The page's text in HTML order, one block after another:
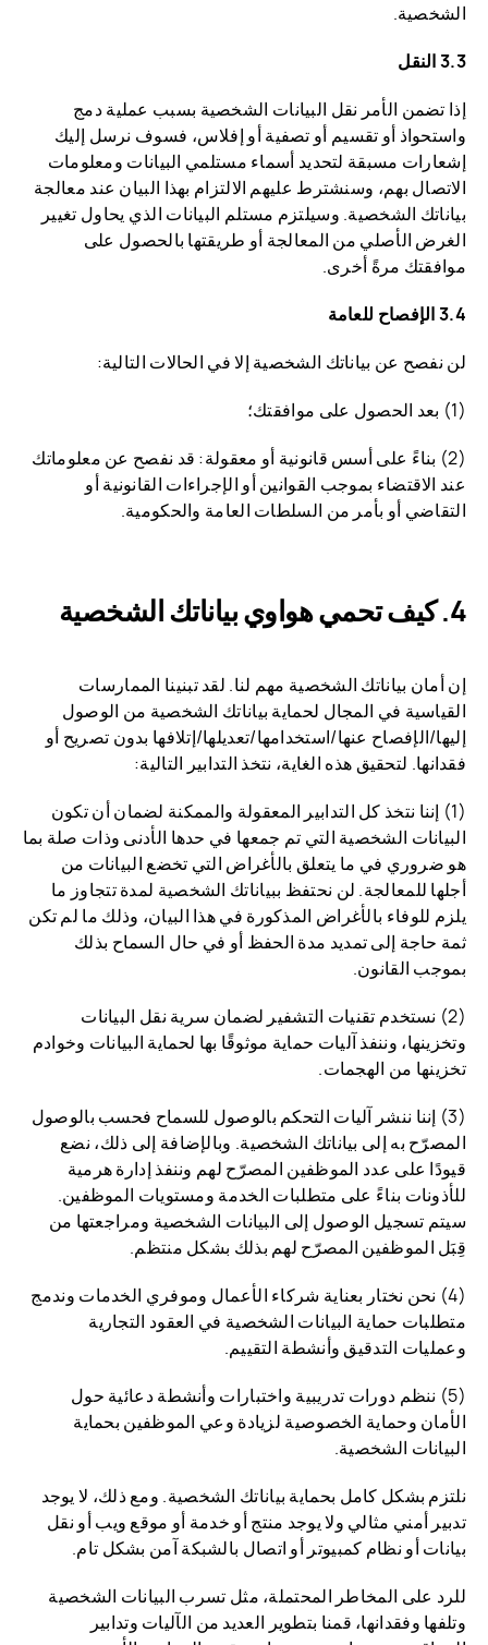
الشخصية.
3.3 النقل
إذا تضمن الأمر نقل البيانات الشخصية بسبب عملية دمج
واستحواذ أو تقسيم أو تصفية أو إفلاس، فسوف نرسل إليك
إشعارات مسبقة لتحديد أسماء مستلمي البيانات ومعلومات
الاتصال بهم، وسنشترط عليهم الالتزام بهذا البيان عند معالجة
بياناتك الشخصية. وسيلتزم مستلم البيانات الذي يحاول تغيير
الغرض الأصلي من المعالجة أو طريقتها بالحصول على
موافقتك مرةً أخرى.
3.4 الإفصاح للعامة
لن نفصح عن بياناتك الشخصية إلا في الحالات التالية:
(1) بعد الحصول على موافقتك؛
(2) بناءً على أسس قانونية أو معقولة: قد نفصح عن معلوماتك
عند الاقتضاء بموجب القوانين أو الإجراءات القانونية أو
التقاضي أو بأمر من السلطات العامة والحكومية.
كيف تحمي هواوي بياناتك الشخصية
إن أمان بياناتك الشخصية مهم لنا. لقد تبنينا الممارسات
القياسية في المجال لحماية بياناتك الشخصية من الوصول
إليها/الإفصاح عنها/استخدامها/تعديلها/إتلافها بدون تصريح أو
فقدانها. لتحقيق هذه الغاية، نتخذ التدابير التالية:
(1) إننا نتخذ كل التدابير المعقولة والممكنة لضمان أن تكون
البيانات الشخصية التي تم جمعها في حدها الأدنى وذات صلة بما
هو ضروري في ما يتعلق بالأغراض التي تخضع البيانات من
أجلها للمعالجة. لن نحتفظ ببياناتك الشخصية لمدة تتجاوز ما
يلزم للوفاء بالأغراض المذكورة في هذا البيان، وذلك ما لم تكن
ثمة حاجة إلى تمديد مدة الحفظ أو في حال السماح بذلك
بموجب القانون.
(2) نستخدم تقنيات التشفير لضمان سرية نقل البيانات
وتخزينها، وننفذ آليات حماية موثوقًا بها لحماية البيانات وخوادم
تخزينها من الهجمات.
(3) إننا ننشر آليات التحكم بالوصول للسماح فحسب بالوصول
المصرّح به إلى بياناتك الشخصية. وبالإضافة إلى ذلك، نضع
قيودًا على عدد الموظفين المصرّح لهم وننفذ إدارة هرمية
للأذونات بناءً على متطلبات الخدمة ومستويات الموظفين.
سيتم تسجيل الوصول إلى البيانات الشخصية ومراجعتها من
قِبَل الموظفين المصرّح لهم بذلك بشكل منتظم.
(4) نحن نختار بعناية شركاء الأعمال وموفري الخدمات وندمج
متطلبات حماية البيانات الشخصية في العقود التجارية
وعمليات التدقيق وأنشطة التقييم.
(5) ننظم دورات تدريبية واختبارات وأنشطة دعائية حول
الأمان وحماية الخصوصية لزيادة وعي الموظفين بحماية
البيانات الشخصية.
نلتزم بشكل كامل بحماية بياناتك الشخصية. ومع ذلك، لا يوجد
تدبير أمني مثالي ولا يوجد منتج أو خدمة أو موقع ويب أو نقل
بيانات أو نظام كمبيوتر أو اتصال بالشبكة آمن بشكل تام.
للرد على المخاطر المحتملة، مثل تسرب البيانات الشخصية
وتلفها وفقدانها، قمنا بتطوير العديد من الآليات وتدابير